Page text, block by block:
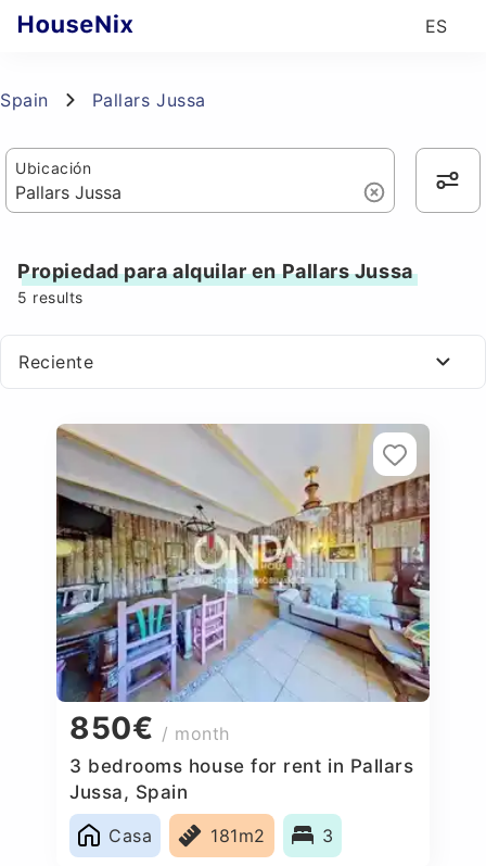
ES
Spain Pallars Jussa
Ubicación
Propiedad para alquilar en Pallars Jussa
5 results
Reciente
850€ / month
3 bedrooms house for rent in Pallars
Jussa, Spain
Casa
181m2 3